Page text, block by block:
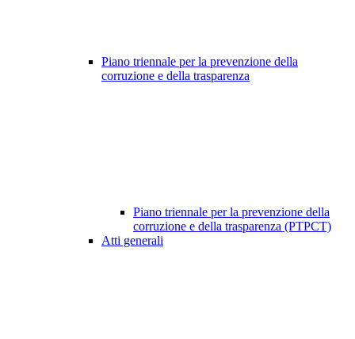
Piano triennale per la prevenzione della
corruzione e della trasparenza
Piano triennale per la prevenzione della
corruzione e della trasparenza (PTPCT)
Atti generali